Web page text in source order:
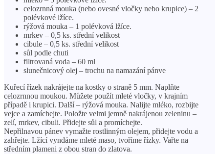
celozrnná mouka (nebo ovesné vločky nebo krupice) – 2
polévkové lžíce.
rýžová mouka – 1 polévková lžíce.
mrkev – 0,5 ks. střední velikost
cibule – 0,5 ks. střední velikost
sůl podle chuti
filtrovaná voda – 60 ml
slunečnicový olej – trochu na namazání pánve
Kuřecí řízek nakrájejte na kostky o straně 5 mm. Naplňte
celozrnnou moukou. Můžete použít mleté ​​vločky, v krajním
případě i krupici. Další – rýžová mouka. Nalijte mléko, rozbijte
vejce a zamíchejte. Položte velmi jemně nakrájenou zeleninu –
zelí, mrkev, cibuli. Přidejte sůl a promíchejte.
Nepřilnavou pánev vymažte rostlinným olejem, přidejte vodu a
zahřejte. Lžící vyndáme mleté ​​maso, tvoříme řízky. Vařte na
středním plameni z obou stran do zlatova.